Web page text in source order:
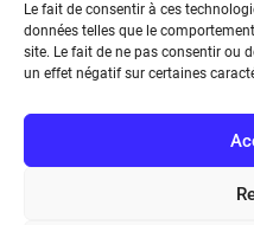
Le fait de consentir à ces
données telles que le
site. Le fait de ne pas consentir ou
un effet négatif sur certaines